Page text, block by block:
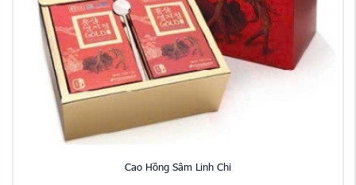
Cao Hồng Sâm Linh Chi